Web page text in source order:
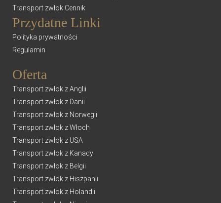
Transport zwłok Cennik
Przydatne Linki
Polityka prywatności
Regulamin
Oferta
Transport zwłok z Anglii
Transport zwłok z Danii
Transport zwłok z Norwegii
Transport zwłok z Włoch
Transport zwłok z USA
Transport zwłok z Kanady
Transport zwłok z Belgii
Transport zwłok z Hiszpanii
Transport zwłok z Holandii